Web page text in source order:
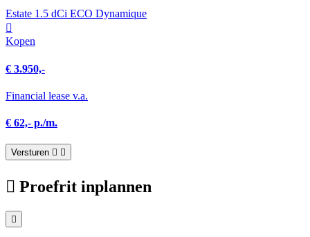
Estate 1.5 dCi ECO Dynamique
Kopen
€ 3.950,-
Financial lease v.a.
€ 62,- p./m.
Versturen
Proefrit inplannen